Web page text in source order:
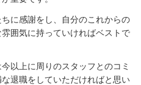
に感謝をし、自分のこれからの
囲気に持っていければベストで
以上に周りのスタッフとのコミ
退職をしていただければと思い